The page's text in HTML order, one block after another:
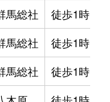
馬総社
徒歩1時間
馬総社
徒歩1時間
馬総社
徒歩1時間